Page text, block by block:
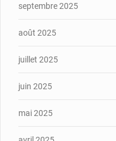
septembre 2025
août 2025
juillet 2025
juin 2025
mai 2025